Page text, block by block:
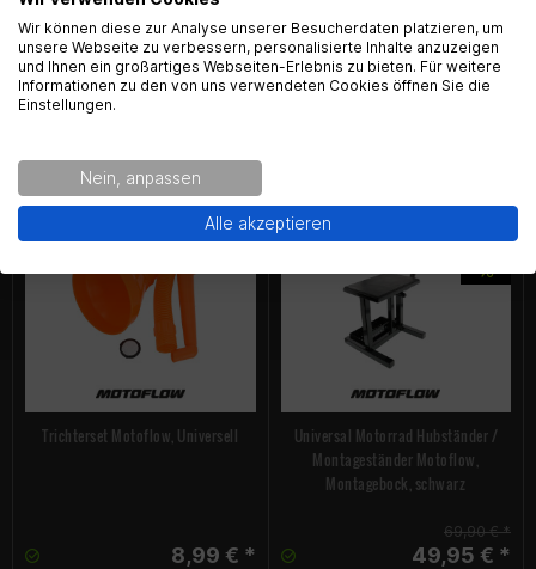
Seitenständer extern Motoflow,
19,99 € *
10,99 € * 6,99 € *
Trichterset Motoflow, Universell
8,99 € *
Universal Motorrad Hubständer /
Montageständer Motoflow,
Montagebock, schwarz
69,90 € *
49,95 € *
English Language recognized
Hey! Our Shop recognized that you are from USA.
Would you like to see the english Version of Radical
No thanks.
Wir können diese zur Analyse unserer Besucherdaten platzieren, um
unsere Webseite zu verbessern, personalisierte Inhalte anzuzeigen
und Ihnen ein großartiges Webseiten-Erlebnis zu bieten. Für weitere
Informationen zu den von uns verwendeten Cookies öffnen Sie die
Einstellungen.
Nein, anpassen
Alle akzeptieren